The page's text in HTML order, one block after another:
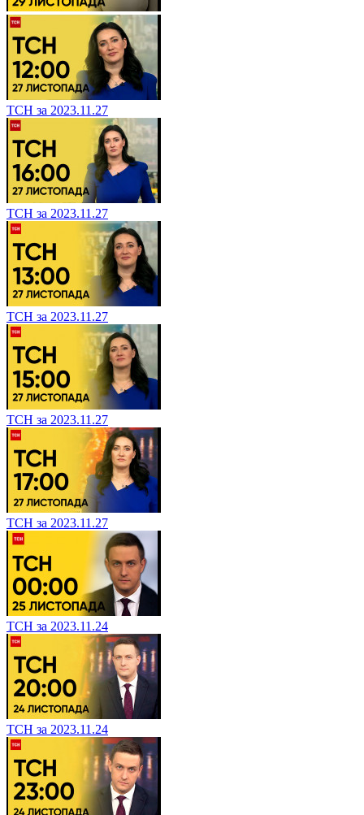
ТСН за 2023.11.27
ТСН за 2023.11.27
ТСН за 2023.11.27
ТСН за 2023.11.27
ТСН за 2023.11.27
ТСН за 2023.11.24
ТСН за 2023.11.24